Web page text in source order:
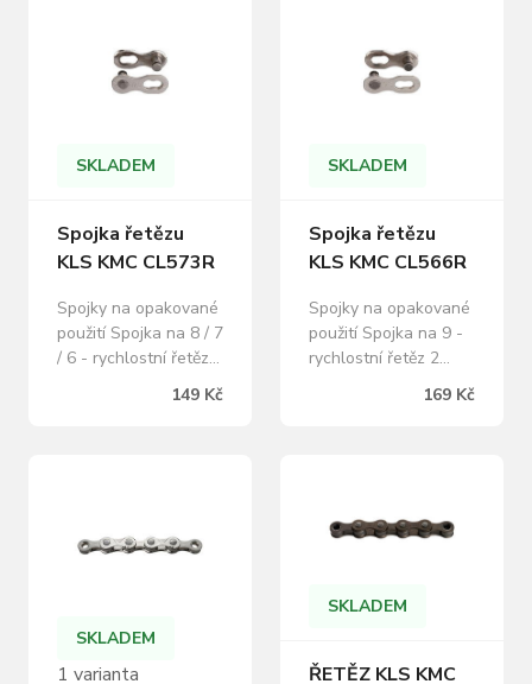
SKLADEM
Spojka řetězu
KLS KMC CL573R
Spojky na opakované
použití Spojka na 8 / 7
/ 6 - rychlostní řetěz 2
spojky v balení Barva:
149 Kč
SKLADEM
Spojka řetězu
KLS KMC CL566R
Spojky na opakované
použití Spojka na 9 -
rychlostní řetěz 2
spojky v balení Barva:
169 Kč
SKLADEM
1 varianta
SKLADEM
ŘETĚZ KLS KMC